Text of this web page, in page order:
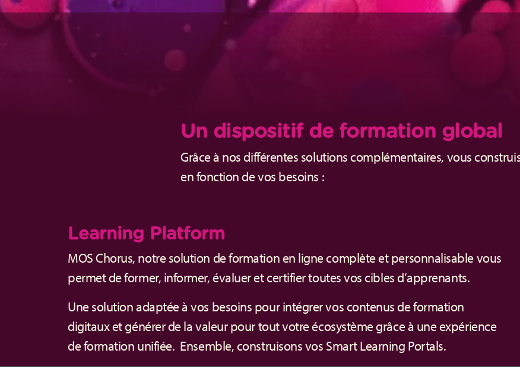
Un dispositif de formation global
Grâce à nos différentes solutions complémentaires, vous
en fonction de vos besoins :
Learning Platform
MOS Chorus, notre solution de formation en ligne complète et personnalisable vous
permet de former, informer, évaluer et certifier toutes vos cibles d’apprenants.
Une solution adaptée à vos besoins pour intégrer vos contenus de formation
digitaux et générer de la valeur pour tout votre écosystème grâce à une expérience
de formation unifiée. Ensemble, construisons vos Smart Learning Portals.